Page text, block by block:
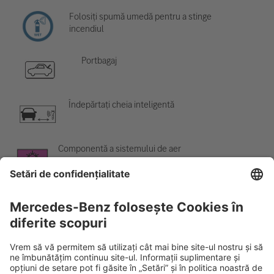
Folosiți spumă umedă pentru a stinge
incendiul
Portbagaj
Îndepărtați cheia inteligentă
Componentă a sistemului de aer
condiționat